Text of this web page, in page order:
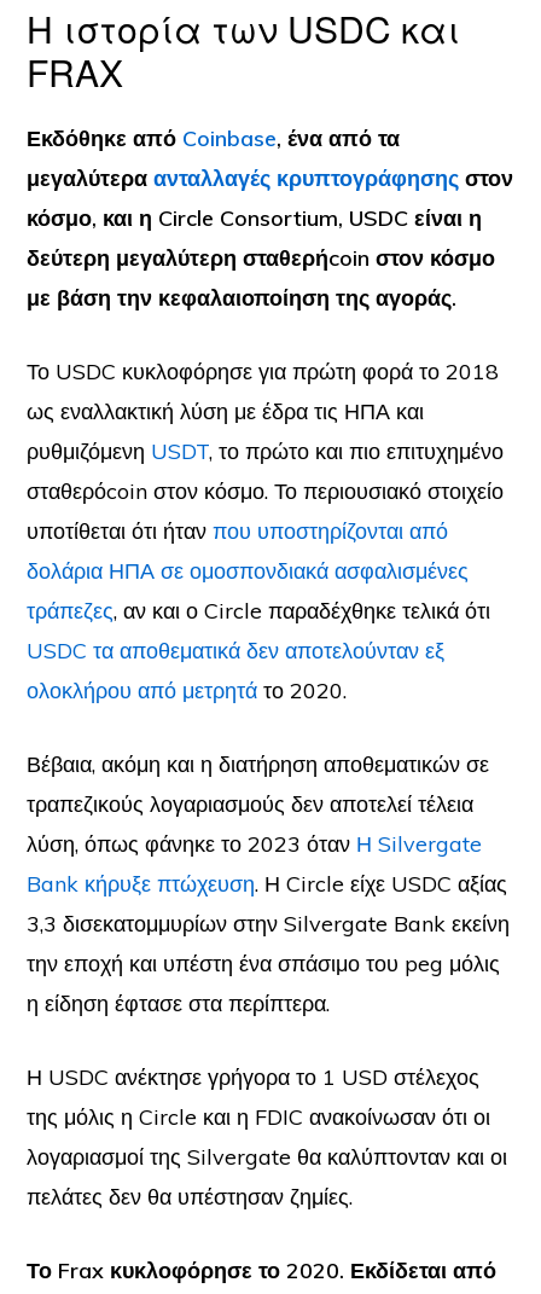
Η ιστορία των USDC και
FRAX
Εκδόθηκε από Coinbase, ένα από τα
μεγαλύτεραανταλλαγές κρυπτογράφησης στον
κόσμο, και η Circle Consortium, USDC είναι η
δεύτερη μεγαλύτερη σταθερήcoin στον κόσμο
με βάση την κεφαλαιοποίηση της αγοράς.
Το USDC κυκλοφόρησε για πρώτη φορά το 2018
ως εναλλακτική λύση με έδρα τις ΗΠΑ και
ρυθμιζόμενη USDT, το πρώτο και πιο επιτυχημένο
σταθερόcoin στον κόσμο. Το περιουσιακό στοιχείο
υποτίθεται ότι ήτανπου υποστηρίζονται από
δολάρια ΗΠΑ σε ομοσπονδιακά ασφαλισμένες
τράπεζες, αν και ο Circle παραδέχθηκε τελικά ότι
USDC τα αποθεματικά δεν αποτελούνταν εξ
ολοκλήρου από μετρητά το 2020.
Βέβαια, ακόμη και η διατήρηση αποθεματικών σε
τραπεζικούς λογαριασμούς δεν αποτελεί τέλεια
λύση, όπως φάνηκε το 2023 όταν Η Silvergate
Bank κήρυξε πτώχευση. Η Circle είχε USDC αξίας
3,3 δισεκατομμυρίων στην Silvergate Bank εκείνη
την εποχή και υπέστη ένα σπάσιμο του peg μόλις
η είδηση έφτασε στα περίπτερα.
Η USDC ανέκτησε γρήγορα το 1 USD στέλεχος
της μόλις η Circle και η FDIC ανακοίνωσαν ότι οι
λογαριασμοί της Silvergate θα καλύπτονταν και οι
πελάτες δεν θα υπέστησαν ζημίες.
Το Frax κυκλοφόρησε το 2020. Εκδίδεται από